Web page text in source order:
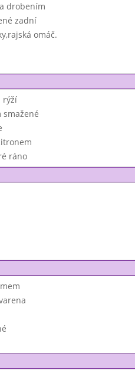
drobením
zadní
omáč.
rýží
smažené
ráno